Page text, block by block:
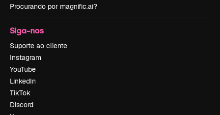
Procurando por magnific.ai?
Siga-nos
Suporte ao cliente
Instagram
YouTube
LinkedIn
TikTok
Discord